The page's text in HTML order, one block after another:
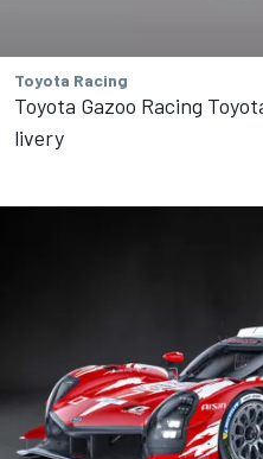
Toyota Racing
Toyota Gazoo Racing
livery